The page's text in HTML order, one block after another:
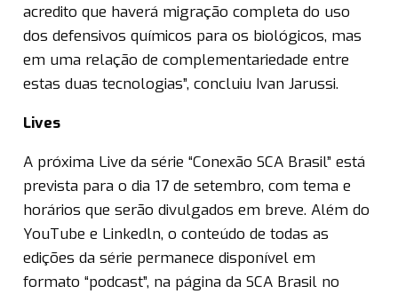
acredito que haverá migração completa do uso
dos defensivos químicos para os biológicos, mas
em uma relação de complementariedade entre
estas duas tecnologias”, concluiu Ivan Jarussi.
Lives
A próxima Live da série “Conexão SCA Brasil” está
prevista para o dia 17 de setembro, com tema e
horários que serão divulgados em breve. Além do
YouTube e Linkedln, o conteúdo de todas as
edições da série permanece disponível em
formato “podcast”, na página da SCA Brasil no